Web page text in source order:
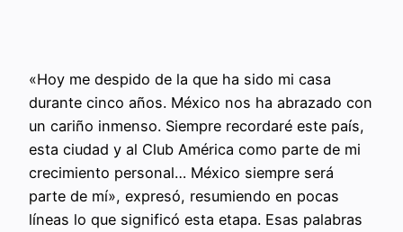
«Hoy me despido de la que ha sido mi casa
durante cinco años. México nos ha abrazado con
un cariño inmenso. Siempre recordaré este país,
esta ciudad y al Club América como parte de mi
crecimiento personal… México siempre será
parte de mí», expresó, resumiendo en pocas
líneas lo que significó esta etapa. Esas palabras